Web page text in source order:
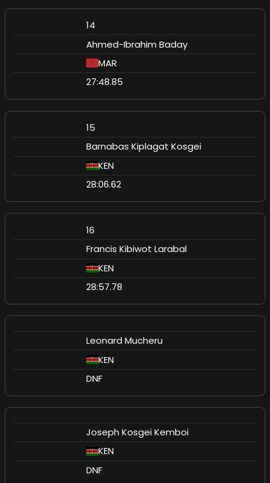
14
Ahmed-Ibrahim Baday
MAR
27:48.85
15
Barnabas Kiplagat Kosgei
KEN
28:06.62
16
Francis Kibiwot Larabal
KEN
28:57.78
Leonard Mucheru
KEN
DNF
Joseph Kosgei Kemboi
KEN
DNF